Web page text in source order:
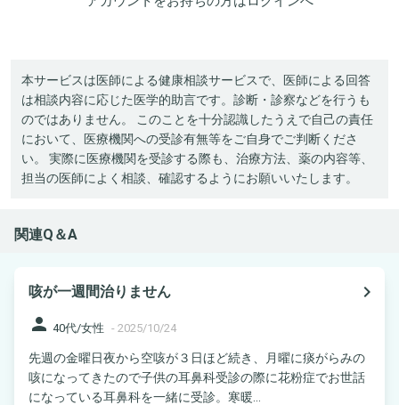
本サービスは医師による健康相談サービスで、医師による回答
は相談内容に応じた医学的助言です。診断・診察などを行うも
のではありません。 このことを十分認識したうえで自己の責任
において、医療機関への受診有無等をご自身でご判断くださ
い。 実際に医療機関を受診する際も、治療方法、薬の内容等、
担当の医師によく相談、確認するようにお願いいたします。
関連Q＆A
咳が一週間治りません
navigate_next
person 40代/女性 - 2025/10/24
先週の金曜日夜から空咳が３日ほど続き、月曜に痰がらみの
咳になってきたので子供の耳鼻科受診の際に花粉症でお世話
になっている耳鼻科を一緒に受診。寒暖...